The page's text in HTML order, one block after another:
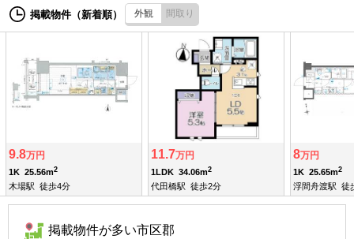
外観 間取り
掲載物件（新着順）
9.8万円
1K 25.56m2
木場駅 徒歩4分
11.7万円
1LDK 34.06m2
代田橋駅 徒歩2分
8万円
1K 25.65m2
浮間舟渡駅 徒
掲載物件が多い市区郡